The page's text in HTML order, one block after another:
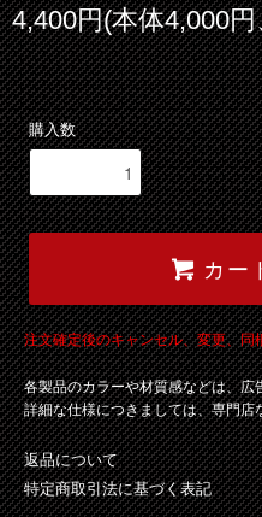
4,400円(本体4,000
購入数
カー
注文確定後のキャンセル、変更、
各製品のカラーや材質感などは、
詳細な仕様につきましては、専門
返品について
特定商取引法に基づく表記